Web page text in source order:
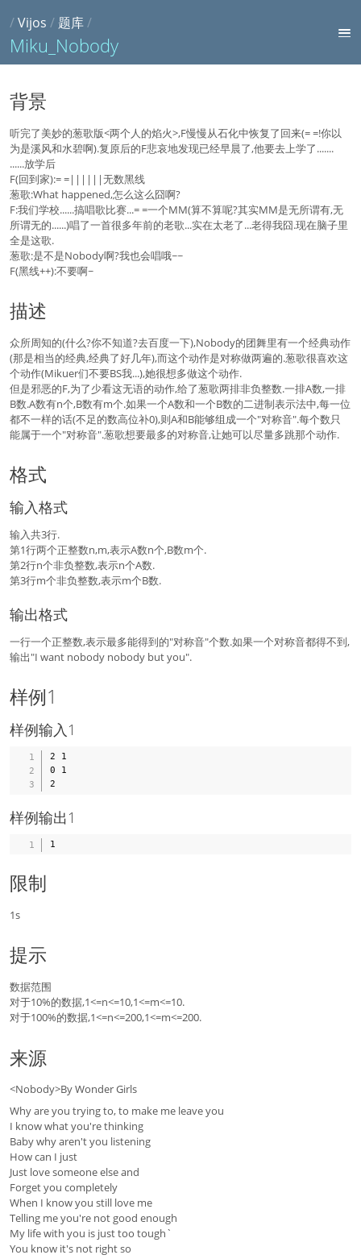
/Vijos / 题库/
Miku_Nobody
背景
听完了美妙的葱歌版<两个人的焰火>,F慢慢从石化中恢复了回来(= =!你以
为是溪风和水碧啊).复原后的F悲哀地发现已经早晨了,他要去上学了.......
......放学后
F(回到家):= =||||||无数黑线
葱歌:What happened,怎么这么囧啊?
F:我们学校......搞唱歌比赛...= =一个MM(算不算呢?其实MM是无所谓有,无
所谓无的......)唱了一首很多年前的老歌...实在太老了...老得我囧.现在脑子里
全是这歌.
葱歌:是不是Nobody啊?我也会唱哦~~
F(黑线++):不要啊~
描述
众所周知的(什么?你不知道?去百度一下),Nobody的团舞里有一个经典动作
(那是相当的经典,经典了好几年),而这个动作是对称做两遍的.葱歌很喜欢这
个动作(Mikuer们不要BS我...),她很想多做这个动作.
但是邪恶的F,为了少看这无语的动作,给了葱歌两排非负整数.一排A数,一排
B数.A数有n个,B数有m个.如果一个A数和一个B数的二进制表示法中,每一位
都不一样的话(不足的数高位补0),则A和B能够组成一个"对称音".每个数只
能属于一个"对称音".葱歌想要最多的对称音,让她可以尽量多跳那个动作.
格式
输入格式
输入共3行.
第1行两个正整数n,m,表示A数n个,B数m个.
第2行n个非负整数,表示n个A数.
第3行m个非负整数,表示m个B数.
输出格式
一行一个正整数,表示最多能得到的"对称音"个数.如果一个对称音都得不到,
输出"I want nobody nobody but you".
样例1
样例输入1
2 1
0 1
样例输出1
限制
1s
提示
数据范围
对于10%的数据,1<=n<=10,1<=m<=10.
对于100%的数据,1<=n<=200,1<=m<=200.
来源
<Nobody>By Wonder Girls
Why are you trying to, to make me leave you
I know what you're thinking
Baby why aren't you listening
How can I just
Just love someone else and
Forget you completely
When I know you still love me
Telling me you're not good enough
My life with you is just too tough`
You know it's not right so